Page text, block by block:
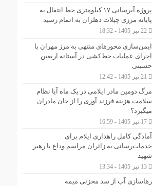
پروژه آبرسانی ۱۷ کیلومتری خط انتقال به
پایانه مرزی چیلات دهلران به اتمام رسید
22 تیر 1405 - 18:32
ایمن‌سازی محورهای منتهی به مرز مهران با
اجرای عملیات خط‌کشی در آستانه اربعین
حسینی
مرگ دومین مادر ایلامی در یک ماه آیا نظام
سلامت هزینه فرزند آوری را از جان مادران
میگیرد؟
17 تیر 1405 - 16:59
آمادگی کامل راهداری ایلام برای
خدمات‌رسانی به زائران مراسم وداع با رهبر
شهید
13 تیر 1405 - 13:34
رهاسازی آب از سد مخزنی میمه